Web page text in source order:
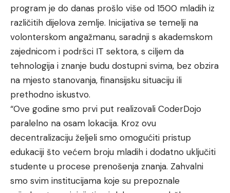
program je do danas prošlo više od 1500 mladih iz
različitih dijelova zemlje. Inicijativa se temelji na
volonterskom angažmanu, saradnji s akademskom
zajednicom i podršci IT sektora, s ciljem da
tehnologija i znanje budu dostupni svima, bez obzira
na mjesto stanovanja, finansijsku situaciju ili
prethodno iskustvo.
“Ove godine smo prvi put realizovali CoderDojo
paralelno na osam lokacija. Kroz ovu
decentralizaciju željeli smo omogućiti pristup
edukaciji što većem broju mladih i dodatno uključiti
studente u procese prenošenja znanja. Zahvalni
smo svim institucijama koje su prepoznale